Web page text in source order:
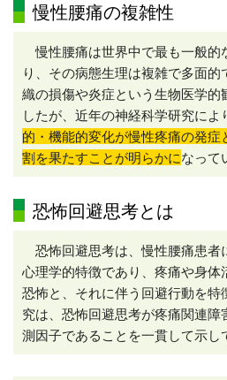
慢性腰痛の複雑性
慢性腰痛は世界中で最も一般的
り、その病態生理は複雑で多面的
織の損傷や炎症という生物医学的
したが、近年の神経科学研究によ
的・機能的変化が慢性疼痛の発
割を果たすことが明らかになって
恐怖回避思考とは
恐怖回避思考は、慢性腰痛患者
心理学的特徴であり、疼痛や身体
恐怖と、それに伴う回避行動を特
究は、恐怖回避思考が疼痛関連
測因子であることを一貫して示し